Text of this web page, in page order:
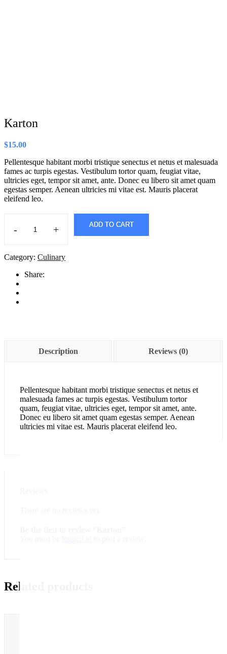
Karton
$15.00
Pellentesque habitant morbi tristique senectus et netus et malesuada
fames ac turpis egestas. Vestibulum tortor quam, feugiat vitae,
ultricies eget, tempor sit amet, ante. Donec eu libero sit amet quam
egestas semper. Aenean ultricies mi vitae est. Mauris placerat
eleifend leo.
-
Karton+ ADD TO CART
Category: Culinary
Share:
Description Reviews (0)
Pellentesque habitant morbi tristique senectus et netus et
malesuada fames ac turpis egestas. Vestibulum tortor
quam, feugiat vitae, ultricies eget, tempor sit amet, ante.
Donec eu libero sit amet quam egestas semper. Aenean
ultricies mi vitae est. Mauris placerat eleifend leo.
Related products